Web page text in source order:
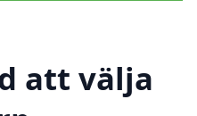
att välja